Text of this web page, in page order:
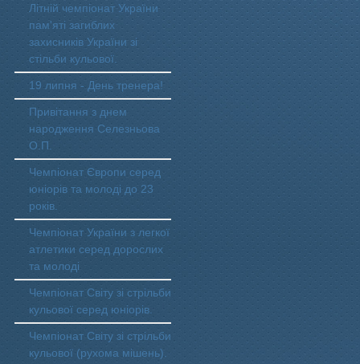
Літній чемпіонат України
пам'яті загиблих
захисників України зі
стільби кульової.
19 липня - День тренера!
Привітання з днем
народження Селезньова
О.П.
Чемпіонат Європи серед
юніорів та молоді до 23
років.
Чемпіонат України з легкої
атлетики серед дорослих
та молоді
Чемпіонат Світу зі стрільби
кульової серед юніорів.
Чемпіонат Світу зі стрільби
кульової (рухома мішень).